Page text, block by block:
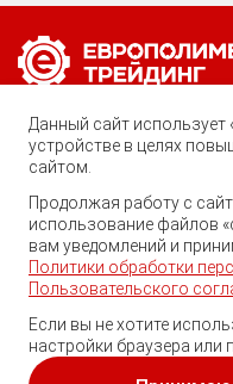
Позвоните нам по любому
8 (800) 222-40-
Ростов-на-Дону, ул.
trade@ep-group.ru
© 2010-2024.
Все
Данный сайт использует
устройстве в целях
сайтом.
Продолжая работу с
использование файлов
вам уведомлений и
Политики обработки
Пользовательского
Если вы не хотите
настройки браузера или